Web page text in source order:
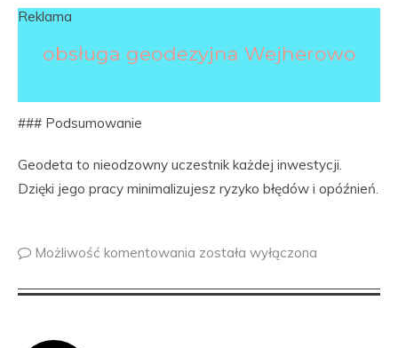
Reklama
obsługa geodezyjna Wejherowo
### Podsumowanie
Geodeta to nieodzowny uczestnik każdej inwestycji.
Dzięki jego pracy minimalizujesz ryzyko błędów i opóźnień.
Możliwość komentowania została wyłączona